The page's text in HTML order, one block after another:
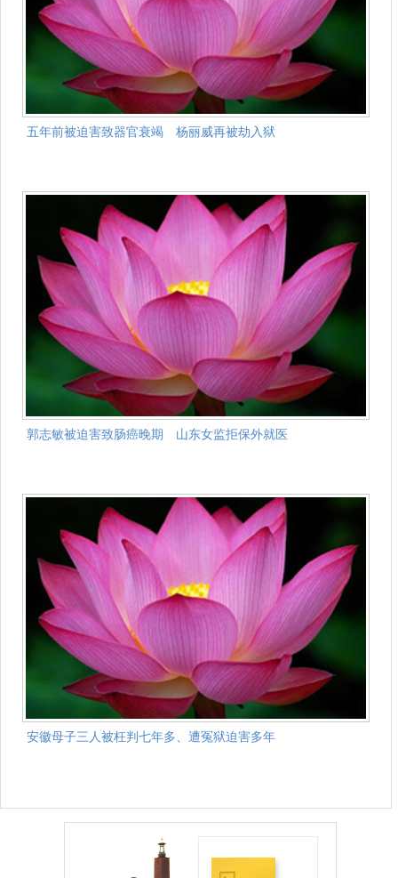
五年前被迫害致器官衰竭 杨丽威再被劫入狱
郭志敏被迫害致肠癌晚期 山东女监拒保外就医
安徽母子三人被枉判七年多、遭冤狱迫害多年